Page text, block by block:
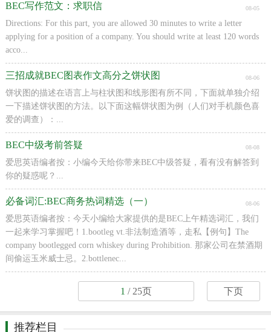
BEC写作范文：求职信 08-05
Directions: For this part, you are allowed 30 minutes to write a letter
applying for a position of a company. You should write at least 120 words
acco...
三招成就BEC图表作文高分之饼状图 08-06
饼状图的描述在语言上与柱状图和线形图有所不同，下面就单独介绍
一下描述饼状图的方法。以下面这幅饼状图为例（人们对手机颜色喜
爱的调查）：...
BEC中级考前答疑 08-08
爱思英语编者按：小编今天给你带来BEC中级答疑，看有没有解答到
你的疑惑呢？...
必备词汇:BEC商务热词精选（一） 08-06
爱思英语编者按：今天小编给大家提供的是BEC上午精选词汇，我们
一起来学习掌握吧！1.bootleg vt.非法制造酒等，走私【例句】The
company bootlegged corn whiskey during Prohibition. 那家公司在禁酒期
间偷运玉米威士忌。2.bottlenec...
1 / 25页 下页
推荐栏目